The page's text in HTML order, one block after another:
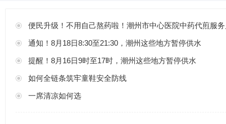
便民升级！不用自己熬药啦！潮州市中心医院中药代煎服
通知！8月18日8:30至21:30，潮州这些地方暂停供水
提醒！8月16日9时至17时，潮州这些地方暂停供水
如何全链条筑牢童鞋安全防线
一席清凉如何选